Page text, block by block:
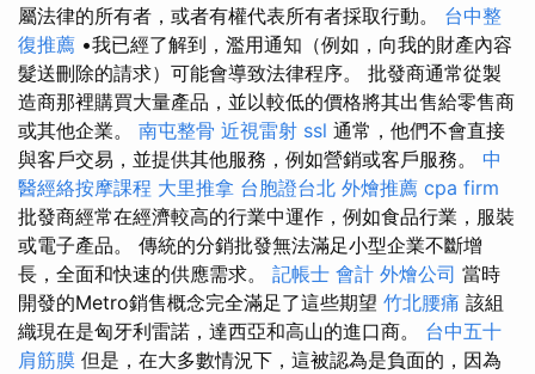
屬法律的所有者，或者有權代表所有者採取行動。 台中整
復推薦 •我已經了解到，濫用通知（例如，向我的財產內容
髮送刪除的請求）可能會導致法律程序。 批發商通常從製
造商那裡購買大量產品，並以較低的價格將其出售給零售商
或其他企業。 南屯整骨 近視雷射 ssl 通常，他們不會直接
與客戶交易，並提供其他服務，例如營銷或客戶服務。 中
醫經絡按摩課程 大里推拿 台胞證台北 外燴推薦 cpa firm
批發商經常在經濟較高的行業中運作，例如食品行業，服裝
或電子產品。 傳統的分銷批發無法滿足小型企業不斷增
長，全面和快速的供應需求。 記帳士 會計 外燴公司 當時
開發的Metro銷售概念完全滿足了這些期望 竹北腰痛 該組
織現在是匈牙利雷諾，達西亞和高山的進口商。 台中五十
肩筋膜 但是，在大多數情況下，這被認為是負面的，因為